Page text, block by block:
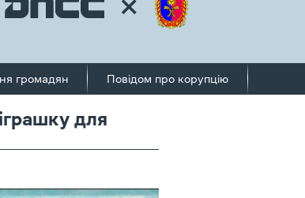
громадян Повідом про корупцію
для